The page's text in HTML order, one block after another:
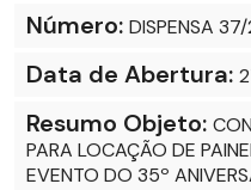
Número: DISPENSA
Data de Abertura:
Resumo Objeto:
PARA LOCAÇÃO DE
EVENTO DO 35º